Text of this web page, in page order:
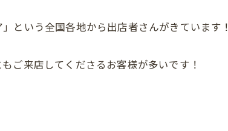
という全国各地から出店者さんがきています！
ご来店してくださるお客様が多いです！